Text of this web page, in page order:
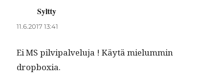
Syltty
11.6.2017 13:41
Ei MS pil­vipalvelu­ja ! Käytä mielum­min
dropboxia.